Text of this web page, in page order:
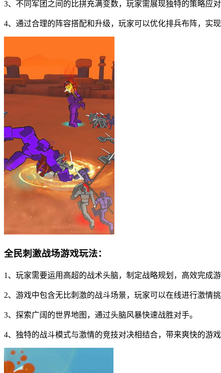
3、不同军团之间的比拼充满变数，玩家需展现独特的策略应对
4、通过合理的阵容搭配和升级，玩家可以优化排兵布阵，实现
全民刺激战场游戏玩法：
1、玩家需要运用高超的战术头脑，制定战略规划，高效完成游
2、游戏中包含无比刺激的战斗场景，玩家可以在线进行激情
3、探索广阔的世界地图，通过头脑风暴快速战胜对手。
4、独特的战斗模式与激情的竞技对决相结合，带来爽快的游戏